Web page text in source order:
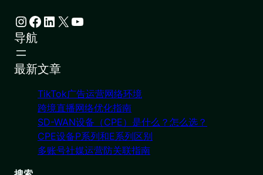
Instagram Facebook LinkedIn X YouTube
导航
最新文章
TikTok广告运营网络环境
跨境直播网络优化指南
SD-WAN设备（CPE）是什么？怎么选？
CPE设备P系列和E系列区别
多账号社媒运营防关联指南